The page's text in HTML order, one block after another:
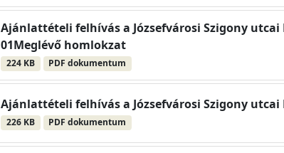
Ajánlattételi felhívás a Józsefvárosi Szigony
01Meglévő homlokzat
224 KB PDF dokumentum
Ajánlattételi felhívás a Józsefvárosi Szigony
226 KB PDF dokumentum